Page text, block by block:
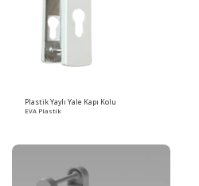
Plastik Yaylı Yale Kapı Kolu
EVA Plastik